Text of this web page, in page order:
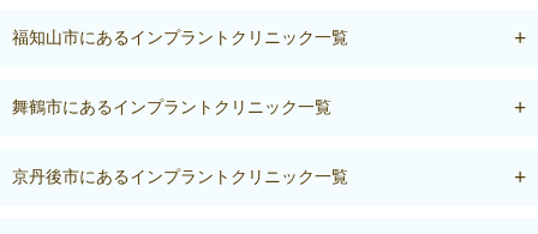
福知山市にあるインプラントクリニック一覧
舞鶴市にあるインプラントクリニック一覧
京丹後市にあるインプラントクリニック一覧